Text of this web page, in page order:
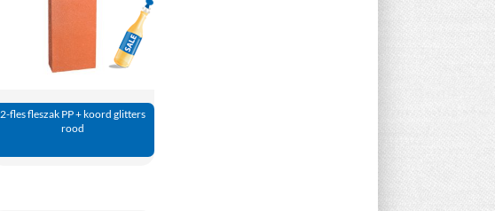
2-fles fleszak PP + koord glitters
rood